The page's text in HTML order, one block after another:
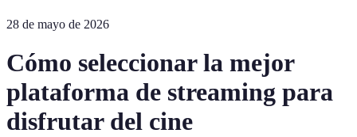
28 de mayo de 2026
Cómo seleccionar la mejor
plataforma de streaming para
disfrutar del cine